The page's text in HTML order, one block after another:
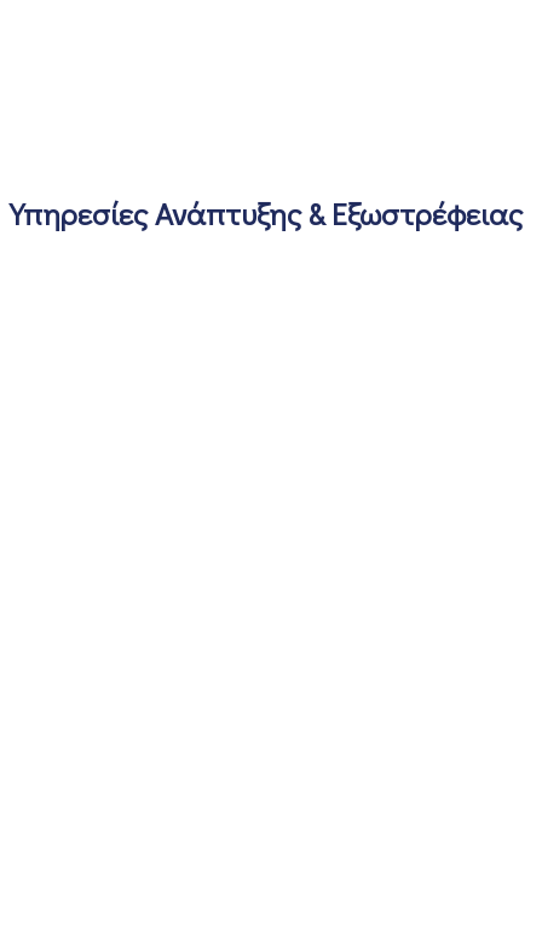
Υπηρεσίες Ανάπτυξης & Εξωστρέφειας